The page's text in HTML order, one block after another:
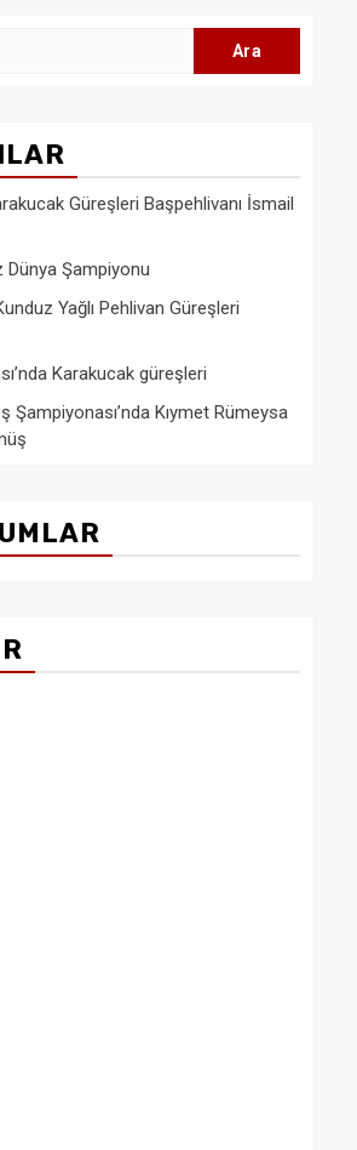
Güreşleri Başpehlivanı İsmail
Dünya Şampiyonu
Yağlı Pehlivan Güreşleri
Karakucak güreşleri
Şampiyonası’nda Kıymet Rümeysa